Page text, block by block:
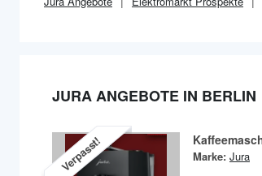
JURA ANGEBOTE IN BERLIN
Verpasst! Marke: Jura